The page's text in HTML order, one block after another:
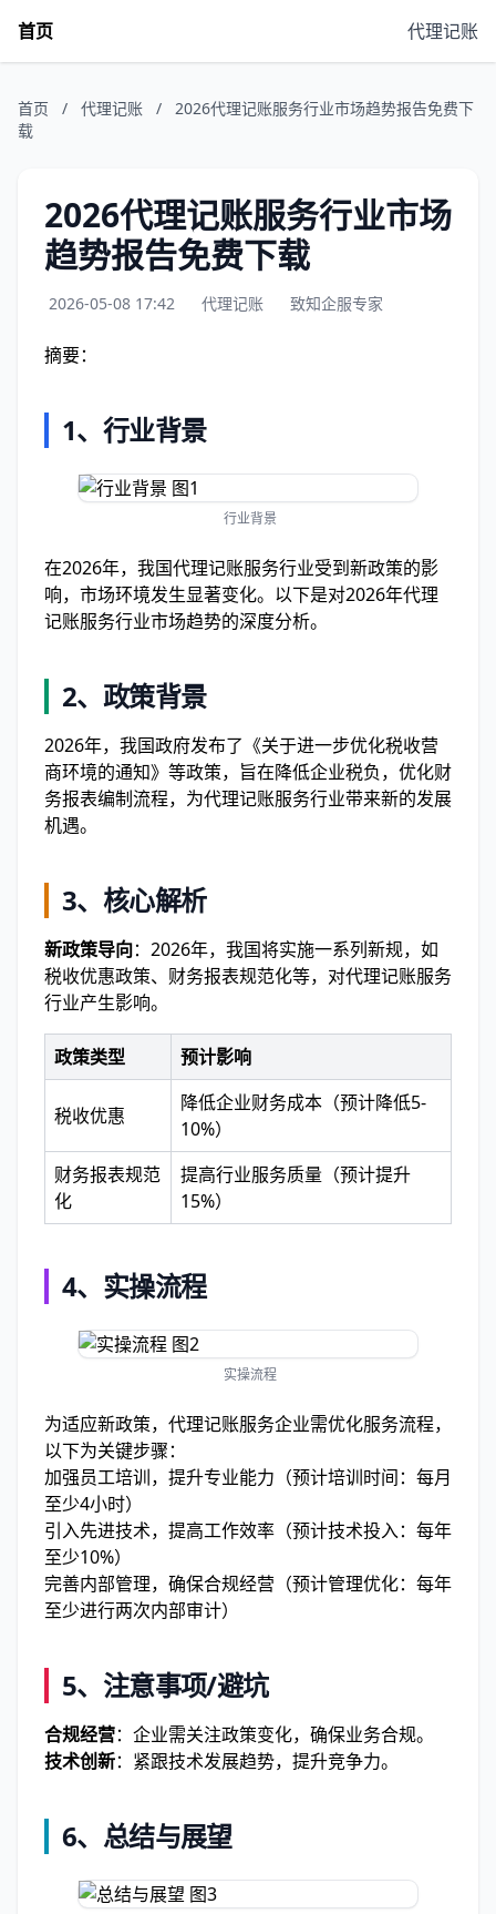
首页 代理记账
首页 / 代理记账 /
2026代理记账服务行业市场趋势报告免费下
载
2026代理记账服务行业市场
趋势报告免费下载
2026-05-08 17:42 代理记账 致知企服专家
摘要：
1、行业背景
行业背景
在2026年，我国代理记账服务行业受到新政策的影
响，市场环境发生显著变化。以下是对2026年代理
记账服务行业市场趋势的深度分析。
2、政策背景
2026年，我国政府发布了《关于进一步优化税收营
商环境的通知》等政策，旨在降低企业税负，优化财
务报表编制流程，为代理记账服务行业带来新的发展
机遇。
3、核心解析
新政策导向：2026年，我国将实施一系列新规，如
税收优惠政策、财务报表规范化等，对代理记账服务
行业产生影响。
政策类型 预计影响
税收优惠
降低企业财务成本（预计降低5-
10%）
财务报表规范
化
提高行业服务质量（预计提升
15%）
4、实操流程
实操流程
为适应新政策，代理记账服务企业需优化服务流程，
以下为关键步骤：
加强员工培训，提升专业能力（预计培训时间：每月
至少4小时）
引入先进技术，提高工作效率（预计技术投入：每年
至少10%）
完善内部管理，确保合规经营（预计管理优化：每年
至少进行两次内部审计）
5、注意事项/避坑
合规经营：企业需关注政策变化，确保业务合规。
技术创新：紧跟技术发展趋势，提升竞争力。
6、总结与展望